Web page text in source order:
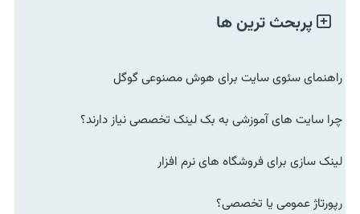
پربحث ترین ها
راهنمای سئوی سایت برای هوش مصنوعی گوگل
چرا سایت های آموزشی به بک لینک تخصصی نیاز دارند؟
لینک سازی برای فروشگاه های نرم افزار
رپورتاژ عمومی یا تخصصی؟